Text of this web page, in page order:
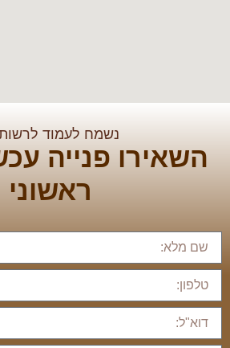
נשמח לעמוד
השאירו פנייה
ראשוני